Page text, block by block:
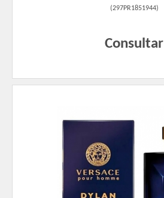
(297PR1851944)
Consultar